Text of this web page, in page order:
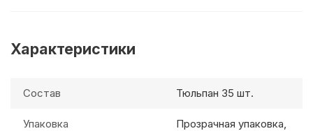
Характеристики
Состав Тюльпан 35 шт.
Упаковка
Прозрачная упаковка,